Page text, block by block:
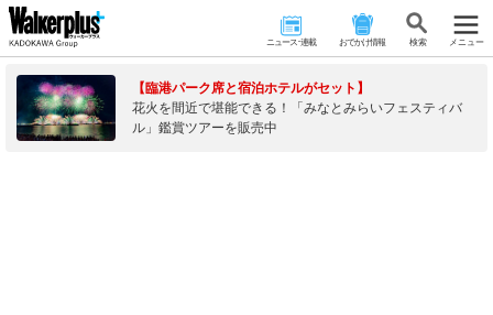
ニュース･連載 おでかけ情報 検 索 メニュー
【臨港パーク席と宿泊ホテルがセット】
花火を間近で堪能できる！「みなとみらいフェスティバ
ル」鑑賞ツアーを販売中